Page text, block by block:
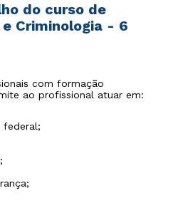
do curso de
Criminologia - 6
com formação
ao profissional atuar em:
federal;